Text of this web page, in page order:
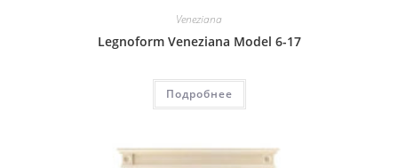
Veneziana
Legnoform Veneziana Model 6-17
Подробнее